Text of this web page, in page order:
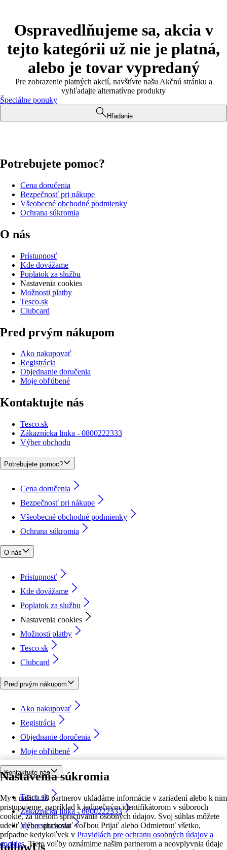
Nastavenia súkromia
My a našich 18 partnerov ukladáme informácie v zariadení alebo k nim
pristupujeme, napríklad k jedinečným identifikátorom v súboroch
cookie, za účelom spracúvania osobných údajov. Svoj súhlas môžete
udeliť alebo spravovať voľbou Prijať alebo Odmietnuť všetko,
prípadne kedykoľvek v Pravidlách pre ochranu osobných údajov a
cookies. Tieto voľby oznámime našim partnerom a neovplyvnia údaje
Ospravedlňujeme sa, akcia v
tejto kategórii už nie je platná,
alebo je tovar vypredaný
Pre zobrazenie platných akcií, navštívte našu Akčnú stránku a
vyhľadajte alternatívne produkty
Špeciálne ponuky
Hľadanie
Potrebujete pomoc?
Cena doručenia
Bezpečnosť pri nákupe
Všeobecné obchodné podmienky
Ochrana súkromia
O nás
Prístupnosť
Kde dovážame
Poplatok za službu
Nastavenia cookies
Možnosti platby
Tesco.sk
Clubcard
Pred prvým nákupom
Ako nakupovať
Registrácia
Objednanie doručenia
Moje obľúbené
Kontaktujte nás
Tesco.sk
Zákaznícka linka - 0800222333
Výber obchodu
Potrebujete pomoc?
Cena doručenia
Bezpečnosť pri nákupe
Všeobecné obchodné podmienky
Ochrana súkromia
O nás
Prístupnosť
Kde dovážame
Poplatok za službu
Nastavenia cookies
Možnosti platby
Tesco.sk
Clubcard
Pred prvým nákupom
Ako nakupovať
Registrácia
Objednanie doručenia
Moje obľúbené
Kontaktujte nás
Tesco.sk
Zákaznícka linka - 0800222333
Výber obchodu
followUs